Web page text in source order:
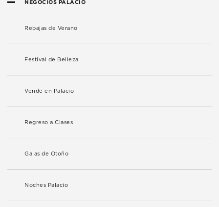
NEGOCIOS PALACIO
Rebajas de Verano
Festival de Belleza
Vende en Palacio
Regreso a Clases
Galas de Otoño
Noches Palacio